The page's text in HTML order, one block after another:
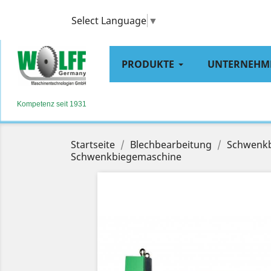
Select Language ▼
Kompetenz seit 1931
PRODUKTE
Startseite Blechbearbeitung
Schwenkbiegemaschine